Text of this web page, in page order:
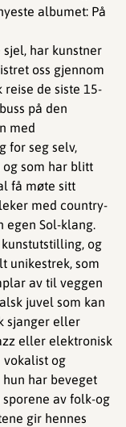
albumet: På
har kunstner
oss gjennom
reise de siste 15-
på den
med
for seg selv,
som har blitt
få møte sitt
med country-
egen Sol-klang.
og
unikestrek, som
av til veggen
juvel som kan
sjanger eller
eller elektronisk
vokalist og
har beveget
av folk-og
gir hennes